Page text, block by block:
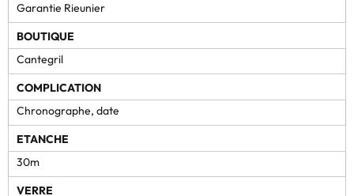
Garantie Rieunier
BOUTIQUE
Cantegril
COMPLICATION
Chronographe, date
ETANCHE
30m
VERRE